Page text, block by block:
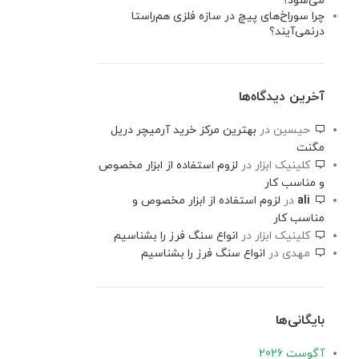
چرا سوراخ‌های پیچ در سازه فلزی هم‌راستا
درنمی‌آیند؟
آخرین دیدگاه‌ها
حیسین در بهترین مرکز خرید آرمیچر دریل
مگنت
کلینیک ابزار در لزوم استفاده از ابزار مخصوص
و مناسب کار
ali در لزوم استفاده از ابزار مخصوص و
مناسب کار
کلینیک ابزار در انواع سنگ فرز را بشناسیم
مهدی در انواع سنگ فرز را بشناسیم
بایگانی‌ها
آگوست 2026